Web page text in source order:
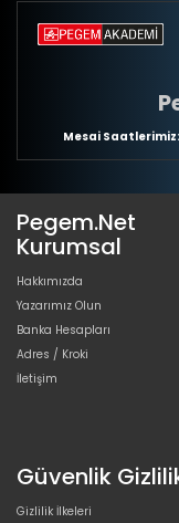
Mesai
Pegem.Net
Kurumsal
Hakkımızda
Yazarımız Olun
Banka Hesapları
Adres / Kroki
İletişim
Güvenlik
Gizlilik İlkeleri